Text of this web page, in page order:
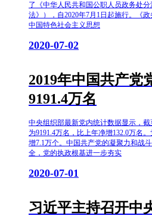
了《中华人民共和国公职人员政务处
法》），自2020年7月1日起施行。《
中国特色社会主义思想
2020-07-02
2019年中国共产党
9191.4万名
中央组织部最新党内统计数据显示，
为9191.4万名，比上年净增132.0万名
增7.1万个。中国共产党的凝聚力和战
全，党的执政根基进一步夯实
2020-07-01
习近平主持召开中